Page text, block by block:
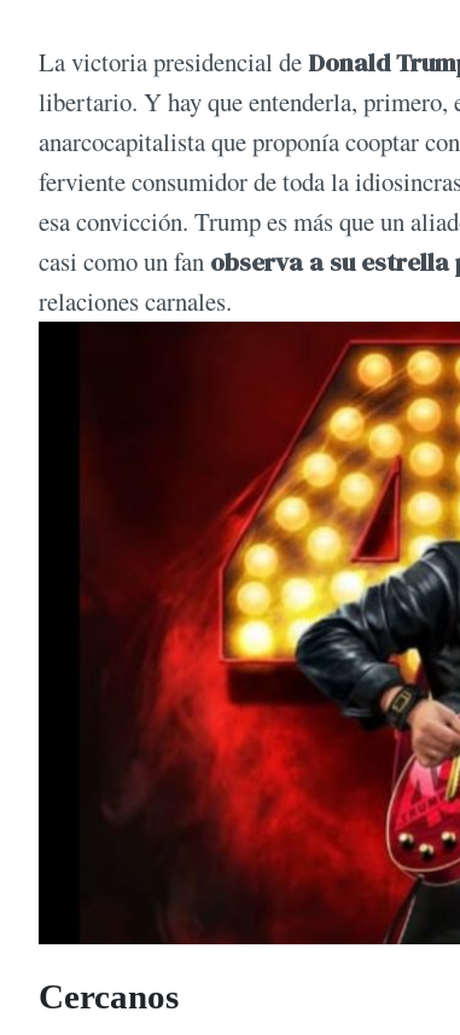
La victoria presidencial de Donald
libertario. Y hay que entenderla,
anarcocapitalista que proponía cooptar
ferviente consumidor de toda la
esa convicción. Trump es más que un
casi como un fan observa a su
relaciones carnales.
Cercanos